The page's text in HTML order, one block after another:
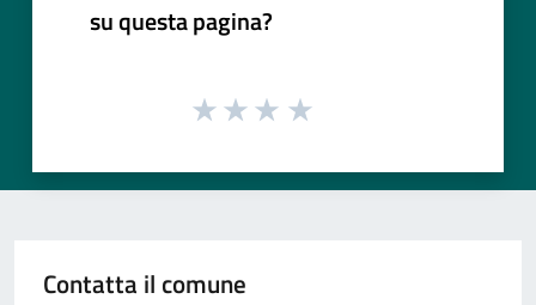
su questa pagina?
Contatta il comune